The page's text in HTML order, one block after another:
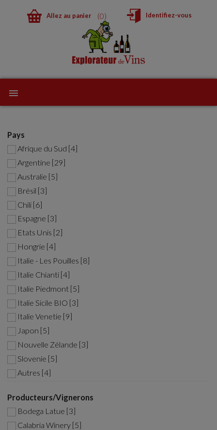
0
Allez au panier Identifiez-vous
Pays
Afrique du Sud [4]
Argentine [29]
Australie [5]
Brésil [3]
Chili [6]
Espagne [3]
Etats Unis [2]
Hongrie [4]
Italie - Les Pouilles [8]
Italie Chianti [4]
Italie Piedmont [5]
Italie Sicile BIO [3]
Italie Venetie [9]
Japon [5]
Nouvelle Zélande [3]
Slovenie [5]
Autres [4]
Producteurs/Vignerons
Bodega Latue [3]
Calabria Winery [5]